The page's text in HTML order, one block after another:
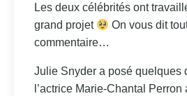
Les deux célébrités ont
grand projet
On vous dit
commentaire…
Julie Snyder a posé quelques
l’actrice Marie-Chantal Perron